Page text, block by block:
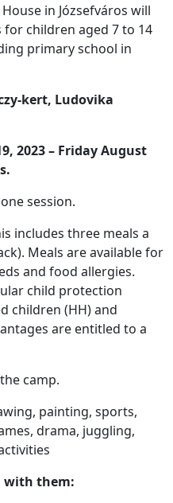
in Józsefváros will
children aged 7 to 14
primary school in
kert, Ludovika
2023 – Friday August
session.
includes three meals a
Meals are available for
and food allergies.
child protection
children (HH) and
are entitled to a
camp.
painting, sports,
drama, juggling,
with them: